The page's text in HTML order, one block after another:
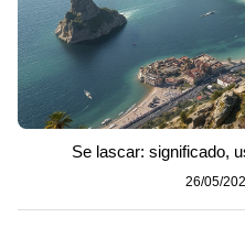
Se lascar: significado,
26/05/